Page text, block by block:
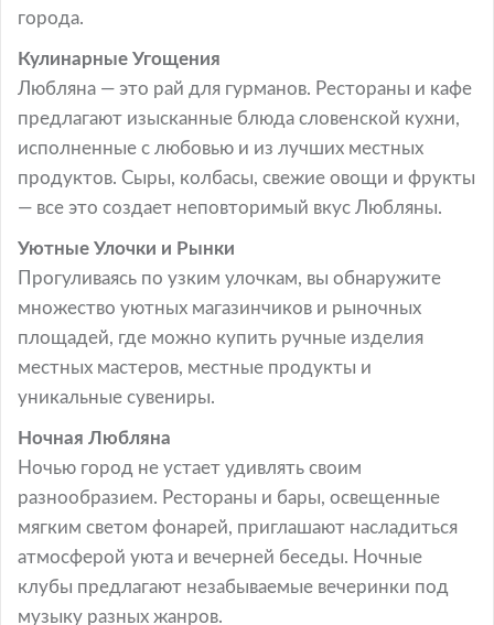
города.
Кулинарные Угощения
Любляна — это рай для гурманов. Рестораны и кафе
предлагают изысканные блюда словенской кухни,
исполненные с любовью и из лучших местных
продуктов. Сыры, колбасы, свежие овощи и фрукты
— все это создает неповторимый вкус Любляны.
Уютные Улочки и Рынки
Прогуливаясь по узким улочкам, вы обнаружите
множество уютных магазинчиков и рыночных
площадей, где можно купить ручные изделия
местных мастеров, местные продукты и
уникальные сувениры.
Ночная Любляна
Ночью город не устает удивлять своим
разнообразием. Рестораны и бары, освещенные
мягким светом фонарей, приглашают насладиться
атмосферой уюта и вечерней беседы. Ночные
клубы предлагают незабываемые вечеринки под
музыку разных жанров.